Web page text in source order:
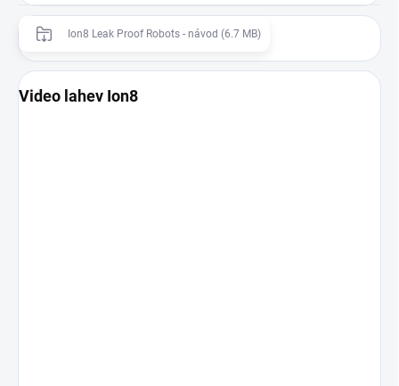
Ion8 Leak Proof Robots - návod (6.7 MB)
Video lahev Ion8